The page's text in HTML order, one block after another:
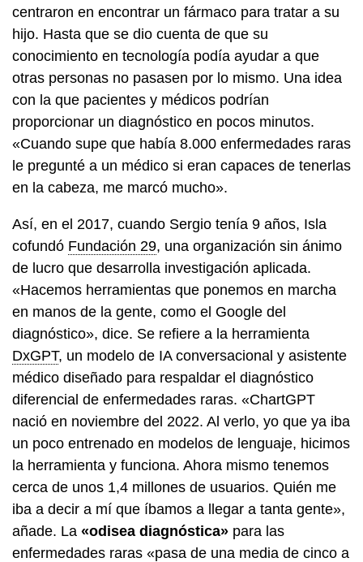
centraron en encontrar un fármaco para tratar a su
hijo. Hasta que se dio cuenta de que su
conocimiento en tecnología podía ayudar a que
otras personas no pasasen por lo mismo. Una idea
con la que pacientes y médicos podrían
proporcionar un diagnóstico en pocos minutos.
«Cuando supe que había 8.000 enfermedades raras
le pregunté a un médico si eran capaces de tenerlas
en la cabeza, me marcó mucho».
Así, en el 2017, cuando Sergio tenía 9 años, Isla
cofundó Fundación 29, una organización sin ánimo
de lucro que desarrolla investigación aplicada.
«Hacemos herramientas que ponemos en marcha
en manos de la gente, como el Google del
diagnóstico», dice. Se refiere a la herramienta
DxGPT, un modelo de IA conversacional y asistente
médico diseñado para respaldar el diagnóstico
diferencial de enfermedades raras. «ChartGPT
nació en noviembre del 2022. Al verlo, yo que ya iba
un poco entrenado en modelos de lenguaje, hicimos
la herramienta y funciona. Ahora mismo tenemos
cerca de unos 1,4 millones de usuarios. Quién me
iba a decir a mí que íbamos a llegar a tanta gente»,
añade. La «odisea diagnóstica» para las
enfermedades raras «pasa de una media de cinco a